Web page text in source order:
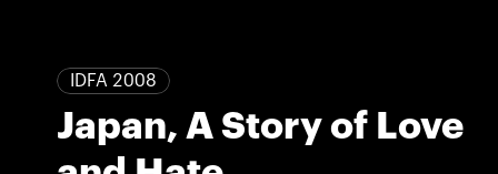
IDFA 2008
Japan, A Story of Love